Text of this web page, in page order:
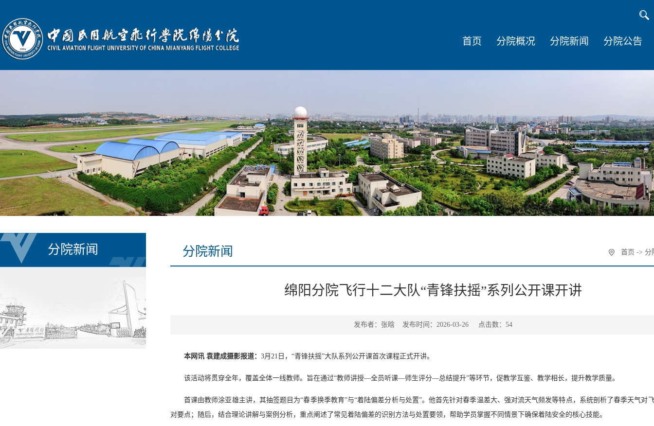
首页 分院概况 分院新闻 分院公告
分院新闻 分院新闻 首页 -> 分
绵阳分院飞行十二大队“青锋扶摇”系列公开课开讲
发布者：张晗 发布时间：2026-03-26 点击数： 54
本网讯 袁建成摄影报道： 3月21日，“青锋扶摇”大队系列公开课首次课程正式开讲。
该活动将贯穿全年，覆盖全体一线教师。旨在通过“教师讲授—全员听课—师生评分—总结提升”等环节，促教学互鉴、教学相长，提升教学质量。
首课由教师涂亚雄主讲，其抽签题目为“春季换季教育”与“着陆偏差分析与处置”。他首先针对春季温差大、强对流天气频发等特点，系统剖析了春季天气对
对要点；随后，结合理论讲解与案例分析，重点阐述了常见着陆偏差的识别方法与处置要领，帮助学员掌握不同情景下确保着陆安全的核心技能。